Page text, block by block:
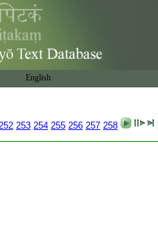
English
253 254 255 256 257 258